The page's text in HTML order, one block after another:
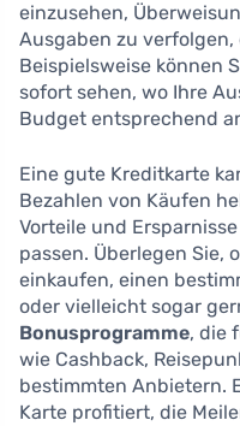
einzusehen,
Ausgaben zu
Beispielsweise können
sofort sehen, wo Ihre
Budget entsprechend
Eine gute Kreditkarte
Bezahlen von Käufen
Vorteile und
passen. Überlegen Sie,
einkaufen, einen
oder vielleicht sogar
Bonusprogramme, die
wie Cashback,
bestimmten Anbietern.
Karte profitiert, die